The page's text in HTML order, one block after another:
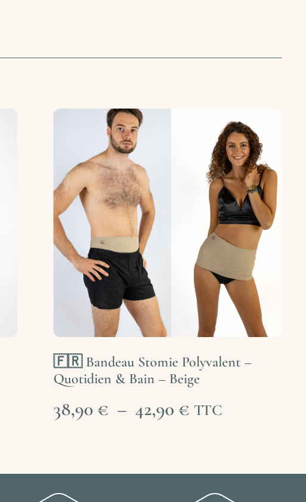
🇫🇷 Bandeau Stomie Polyvalent –
Quotidien & Bain – Beige
38,90 € – 42,90 € TTC